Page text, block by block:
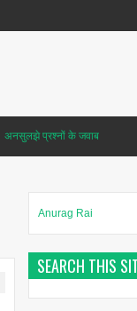
अनसुलझे प्रश्नों के जवाब
Anurag Rai
SEARCH THIS